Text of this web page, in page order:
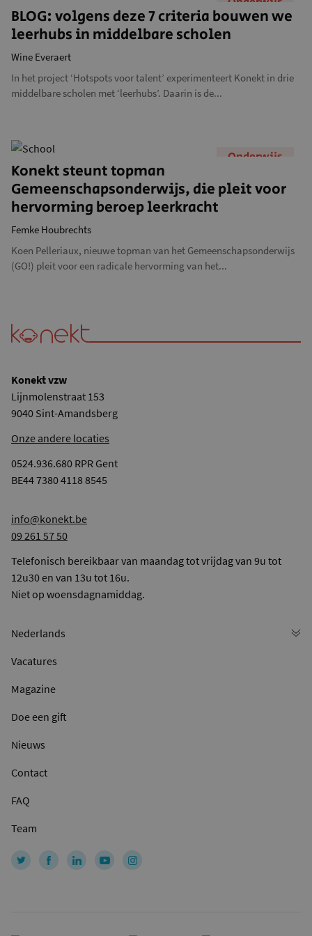
BLOG: volgens deze 7 criteria bouwen we
leerhubs in middelbare scholen
Wine Everaert
In het project ‘Hotspots voor talent’ experimenteert Konekt in drie
middelbare scholen met ‘leerhubs’. Daarin is de...
Onderwijs
Konekt steunt topman
Gemeenschapsonderwijs, die pleit voor
hervorming beroep leerkracht
Femke Houbrechts
Koen Pelleriaux, nieuwe topman van het Gemeenschapsonderwijs
(GO!) pleit voor een radicale hervorming van het...
Konekt vzw
Lijnmolenstraat 153
9040 Sint-Amandsberg
Onze andere locaties
0524.936.680 RPR Gent
BE44 7380 4118 8545
info@konekt.be
09 261 57 50
Telefonisch bereikbaar van maandag tot vrijdag van 9u tot
12u30 en van 13u tot 16u.
Niet op woensdagnamiddag.
Vacatures
Magazine
Doe een gift
Nieuws
Contact
FAQ
Team